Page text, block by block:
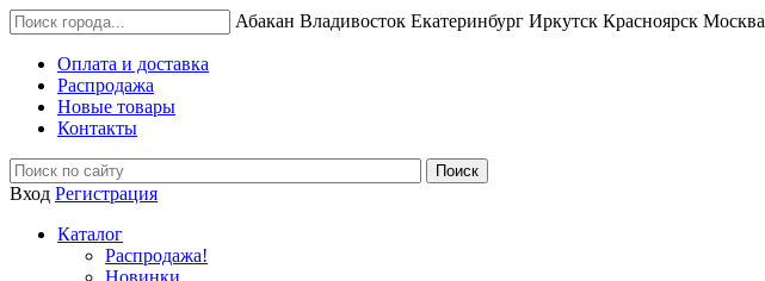
Абакан Владивосток Екатеринбург Иркутск Красноярск Москва
Оплата и доставка
Распродажа
Новые товары
Контакты
Вход Регистрация
Каталог
Распродажа!
Новинки